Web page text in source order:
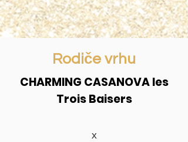
Rodiče vrhu
CHARMING CASANOVA les
Trois Baisers
x